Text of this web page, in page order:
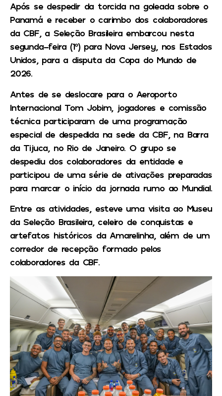
Após se despedir da torcida na goleada sobre o
Panamá e receber o carimbo dos colaboradores
da CBF, a Seleção Brasileira embarcou nesta
segunda-feira (1º) para Nova Jersey, nos Estados
Unidos, para a disputa da Copa do Mundo de
2026.
Antes de se deslocare para o Aeroporto
Internacional Tom Jobim, jogadores e comissão
técnica participaram de uma programação
especial de despedida na sede da CBF, na Barra
da Tijuca, no Rio de Janeiro. O grupo se
despediu dos colaboradores da entidade e
participou de uma série de ativações preparadas
para marcar o início da jornada rumo ao Mundial.
Entre as atividades, esteve uma visita ao Museu
da Seleção Brasileira, celeiro de conquistas e
artefatos históricos da Amarelinha, além de um
corredor de recepção formado pelos
colaboradores da CBF.